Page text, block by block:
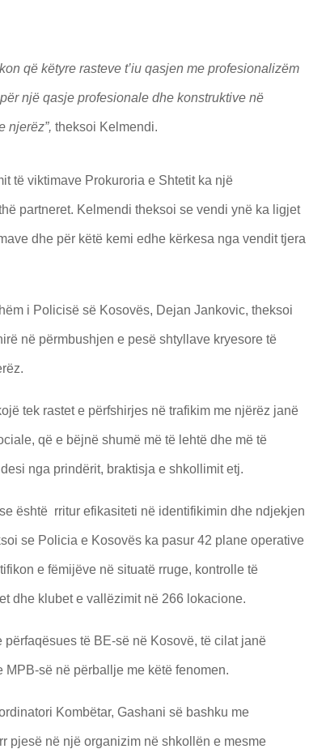
që këtyre rasteve t’iu qasjen me profesionalizëm
një qasje profesionale dhe konstruktive në
njerëz”, theksoi Kelmendi.
të viktimave Prokuroria e Shtetit ka një
partneret. Kelmendi theksoi se vendi ynë ka ligjet
dhe për këtë kemi edhe kërkesa nga vendit tjera
i Policisë së Kosovës, Dejan Jankovic, theksoi
në përmbushjen e pesë shtyllave kryesore të
tek rastet e përfshirjes në trafikim me njërëz janë
që e bëjnë shumë më të lehtë dhe më të
nga prindërit, braktisja e shkollimit etj.
është rritur efikasiteti në identifikimin dhe ndjekjen
se Policia e Kosovës ka pasur 42 plane operative
e fëmijëve në situatë rruge, kontrolle të
dhe klubet e vallëzimit në 266 lokacione.
të BE-së në Kosovë, të cilat janë
së në përballje me këtë fenomen.
Kombëtar, Gashani së bashku me
pjesë në një organizim në shkollën e mesme